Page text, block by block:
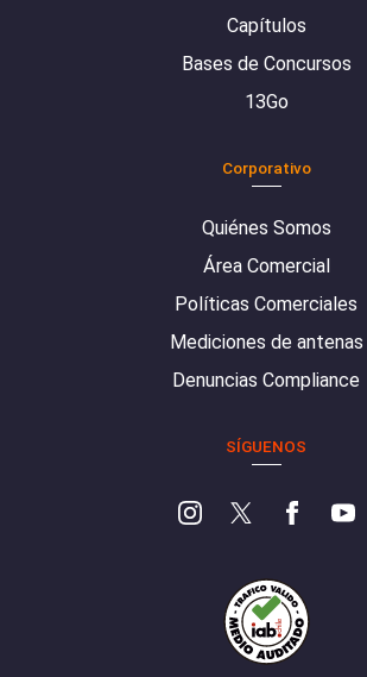
Capítulos
Bases de Concursos
13Go
Corporativo
Quiénes Somos
Área Comercial
Políticas Comerciales
Mediciones de antenas
Denuncias Compliance
SÍGUENOS